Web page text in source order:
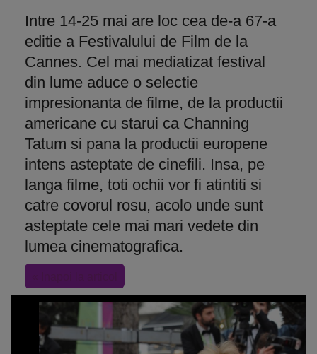
Intre 14-25 mai are loc cea de-a 67-a
editie a Festivalului de Film de la
Cannes. Cel mai mediatizat festival
din lume aduce o selectie
impresionanta de filme, de la productii
americane cu starui ca Channing
Tatum si pana la productii europene
intens asteptate de cinefili. Insa, pe
langa filme, toti ochii vor fi atintiti si
catre covorul rosu, acolo unde sunt
asteptate cele mai mari vedete din
lumea cinematografica.